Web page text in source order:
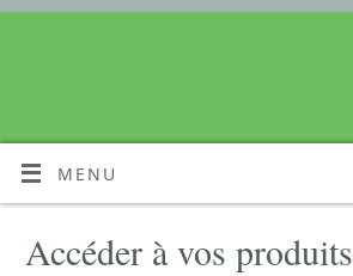
MENU
Accéder à vos produits